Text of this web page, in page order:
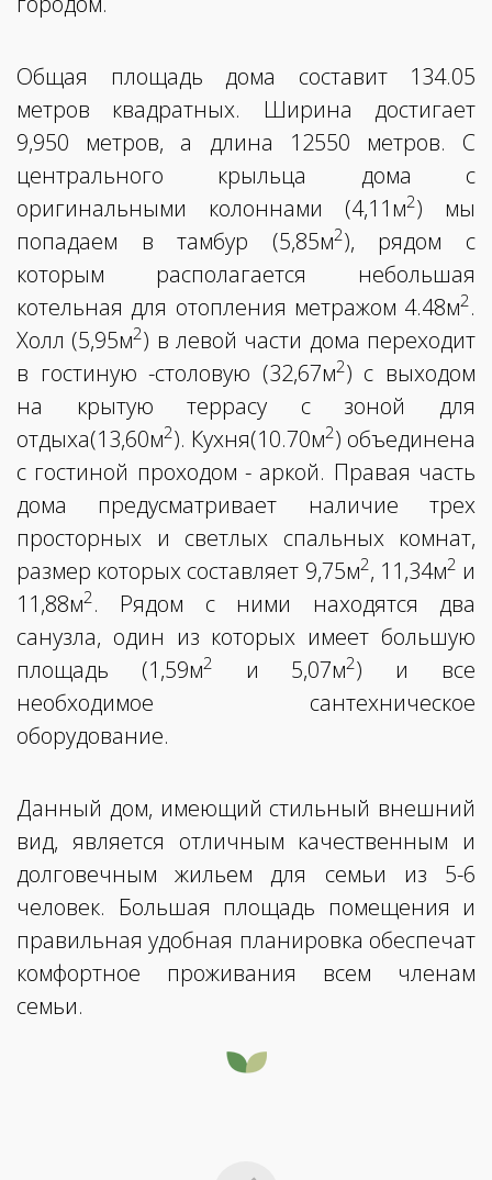
Общая площадь дома составит 134.05
метров квадратных. Ширина достигает
9,950 метров, а длина 12550 метров. С
центрального крыльца дома с
оригинальными колоннами (4,11м2) мы
попадаем в тамбур (5,85м2), рядом с
которым располагается небольшая
котельная для отопления метражом 4.48м2.
Холл (5,95м2) в левой части дома переходит
в гостиную -столовую (32,67м2) с выходом
на крытую террасу с зоной для
отдыха(13,60м2). Кухня(10.70м2) объединена
с гостиной проходом - аркой. Правая часть
дома предусматривает наличие трех
просторных и светлых спальных комнат,
размер которых составляет 9,75м2, 11,34м2 и
11,88м2. Рядом с ними находятся два
санузла, один из которых имеет большую
площадь (1,59м2 и 5,07м2) и все
необходимое сантехническое
оборудование.
Данный дом, имеющий стильный внешний
вид, является отличным качественным и
долговечным жильем для семьи из 5-6
человек. Большая площадь помещения и
правильная удобная планировка обеспечат
комфортное проживания всем членам
семьи.